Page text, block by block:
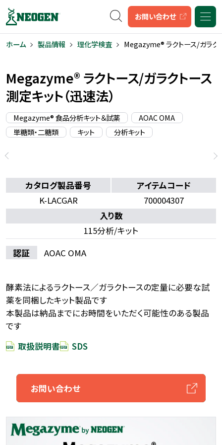
キーワード検索
お問い合わせ
ホーム 製品情報 理化学検査 Megazyme® ラクトース/ガラク
Megazyme® ラクトース/ガラクトース
測定キット（迅速法）
Megazyme® 食品分析キット＆試薬
AOAC OMA
単糖類・二糖類
キット 分析キット
カタログ製品番号
K-LACGAR
アイテムコード
700004307
入り数
115分析/キット
認証
AOAC OMA
酵素法によるラクトース／ガラクトースの定量に必要な試
薬を同梱したキット製品です
本製品は納品までにお時間をいただく可能性のある製品
です
取扱説明書
SDS
お問い合わせ